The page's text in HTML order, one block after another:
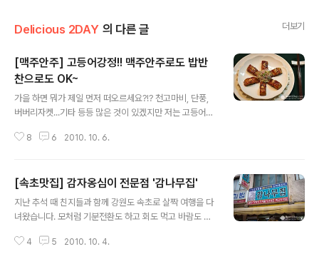
Delicious 2DAY 의 다른 글 더보기
[맥주안주] 고등어강정!! 맥주안주로도 밥반
찬으로도 OK~
가을 하면 뭐가 제일 먼저 떠오르세요?!? 천고마비, 단풍,
버버리자켓...기타 등등 많은 것이 있겠지만 저는 고등어가
는데, 가을 전어도 물론 맛있지만 고등어도 그에 못지않게
지만 왠지 폼나게 더 맛있게 드실 수 있는 고등어요리입니
다. 고등어 강정 재료 (2인분) 고등어(중) 1마리, 요리술 3
큰술, 후추 조금, 녹말가루 5큰술, 올리브유 * 양념 - 간장
리고당 1큰술, 물 2큰술, 생강가루(또는 생강즙이나 생강
8 6 2010. 10. 6.
[속초맛집] 감자옹심이 전문점 '감나무집'
지난 추석 때 친지들과 함께 강원도 속초로 살짝 여행을 다
녀왔습니다. 모처럼 기분전환도 하고 회도 먹고 바람도 쐬
많고 살짝 흐렸는데요. 종종 비도 내렸지만 즐겁게 구경을
4 5 2010. 10. 4.